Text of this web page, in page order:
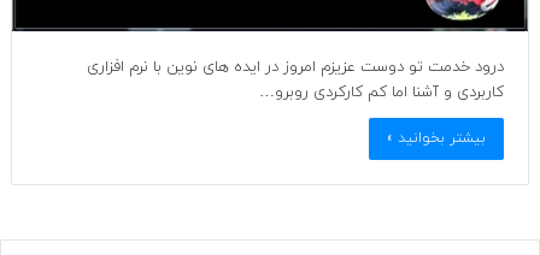
درود خدمت تو دوست عزیزم امروز در ایده های نوین با نرم افزاری
کاربردی و آشنا اما کم کارکردی روبرو…
بیشتر بخوانید »